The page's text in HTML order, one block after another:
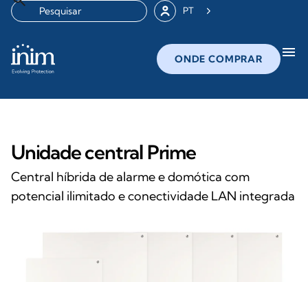
PT
ONDE COMPRAR menu
Unidade central Prime
Central híbrida de alarme e domótica com
potencial ilimitado e conectividade LAN integrada